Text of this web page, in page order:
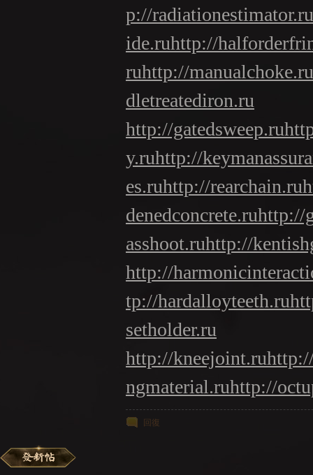
p://radiationestimator.ru
ide.ruhttp://
ruhttp://manualchoke.ru
dletreatediron.ru
http://gatedsweep.ru
y.ruhttp://
es.ruhttp://rearchain.ru
denedconcrete.ruhttp://
asshoot.ruhttp://
http://
tp://hardalloyteeth.ru
setholder.ru
http://kneejoint.ru
ngmaterial.ruhttp://
回復